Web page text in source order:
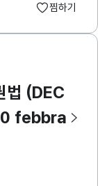
찜하기
법 (DEC
febbra